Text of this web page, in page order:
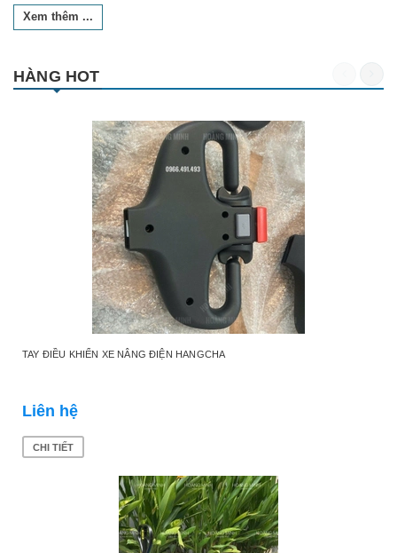
Xem thêm ...
HÀNG HOT
TAY ĐIỀU KHIỂN XE NÂNG ĐIỆN HANGCHA
Liên hệ
CHI TIẾT